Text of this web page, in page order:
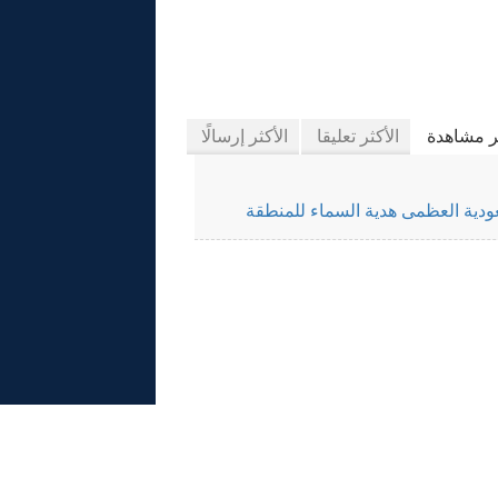
مشاهدة الأكثر تعليقا الأكثر إرسالًا
العظمى هدية السماء للمنطقة